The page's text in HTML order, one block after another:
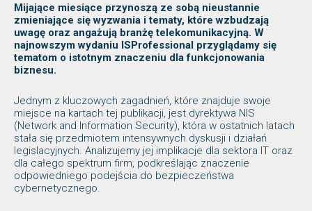
Mijające miesiące przynoszą ze sobą nieustannie
zmieniające się wyzwania i tematy, które wzbudzają
uwagę oraz angażują branżę telekomunikacyjną. W
najnowszym wydaniu ISProfessional przyglądamy się
tematom o istotnym znaczeniu dla funkcjonowania
biznesu.
Jednym z kluczowych zagadnień, które znajduje swoje
miejsce na kartach tej publikacji, jest dyrektywa NIS
(Network and Information Security), która w ostatnich latach
stała się przedmiotem intensywnych dyskusji i działań
legislacyjnych. Analizujemy jej implikacje dla sektora IT oraz
dla całego spektrum firm, podkreślając znaczenie
odpowiedniego podejścia do bezpieczeństwa
cybernetycznego.